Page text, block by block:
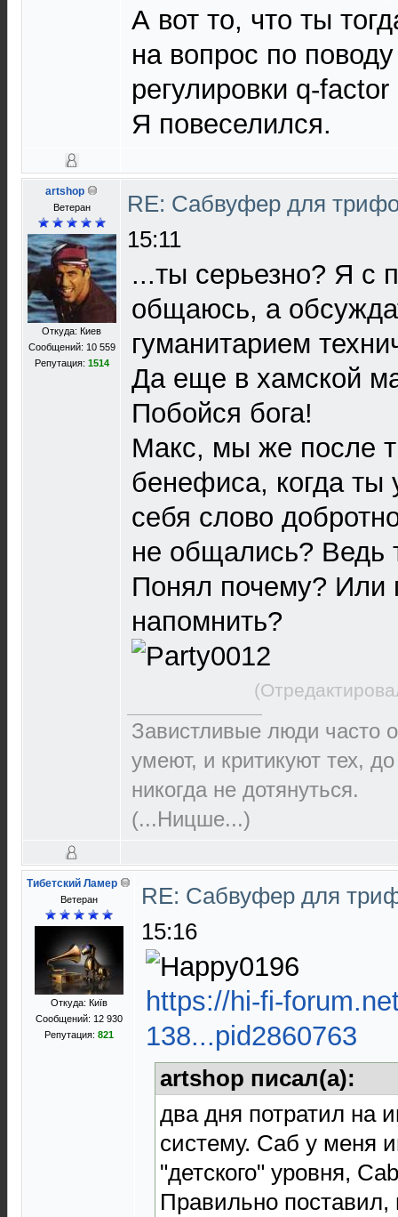
А вот то, что ты
на вопрос по
регулировки q-
Я повеселился.
artshop
Ветеран
Откуда: Киев
Сообщений: 10 559
Репутация: 1514
RE: Сабвуфер для
15:11
...ты серьезно? Я с
общаюсь, а
гуманитарием
Да еще в хамской
Побойся бога!
Макс, мы же после
бенефиса, когда ты
себя слово
не общались? Ведь
Понял почему? Или
напомнить?
Завистливые люди часто
умеют, и критикуют тех,
никогда не дотянуться.
(...Ницше...)
Тибетский Ламер
Ветеран
Откуда: Київ
Сообщений: 12 930
Репутация: 821
RE: Сабвуфер для
15:16
https://hi-fi-
138...pid2860763
artshop писал(а):
два дня потратил на
систему. Саб у меня
"детского" уровня,
Правильно